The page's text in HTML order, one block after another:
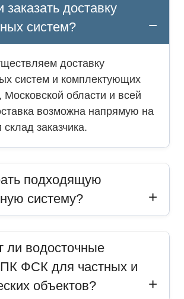
доставку
систем?
доставку
систем и комплектующих
Московской области и всей
возможна напрямую на
заказчика.
подходящую
систему?
ли водосточные
ФСК для частных и
объектов?